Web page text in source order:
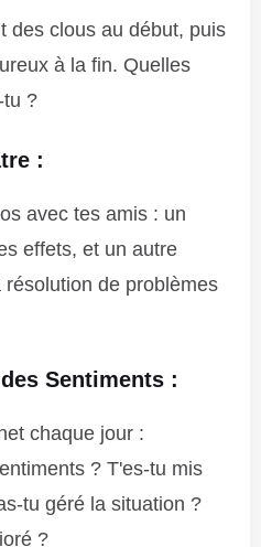
des clous au début, puis
à la fin. Quelles
tu ?
:
avec tes amis : un
effets, et un autre
de problèmes
Sentiments :
chaque jour :
? T'es-tu mis
tu géré la situation ?
?